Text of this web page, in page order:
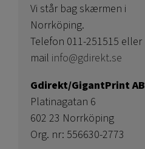
Vi står bag skærmen i
Norrköping.
Telefon 011-251515 eller
mail info@gdirekt.se
Gdirekt/GigantPrint AB
Platinagatan 6
602 23 Norrköping
Org. nr: 556630-2773